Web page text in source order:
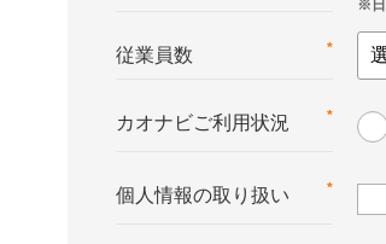
*
従業員数
*
カオナビご利用状況
*
個人情報の取り扱い